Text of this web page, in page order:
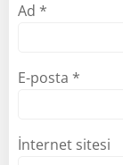
Ad *
E-posta *
İnternet sitesi